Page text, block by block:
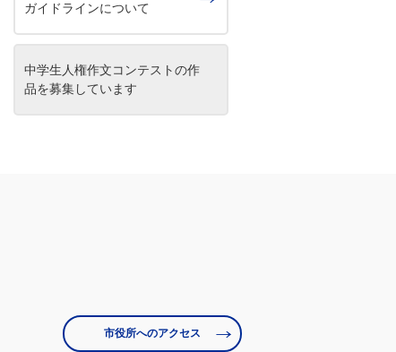
ガイドラインについて
中学⽣⼈権作⽂コンテストの作
品を募集しています
市役所へのアクセス